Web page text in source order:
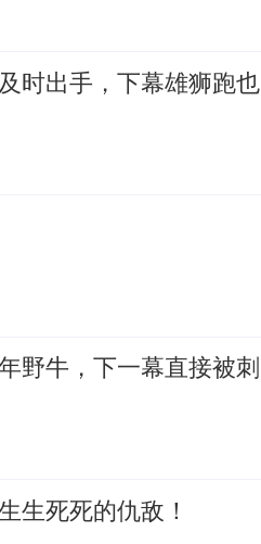
时出手，下幕雄狮跑也
野牛，下一幕直接被刺
生死死的仇敌！